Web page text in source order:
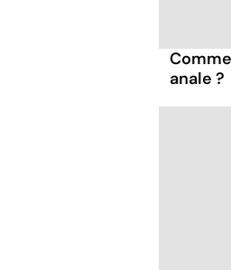
anale ?